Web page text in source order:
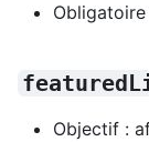
Obligatoire
Objectif :